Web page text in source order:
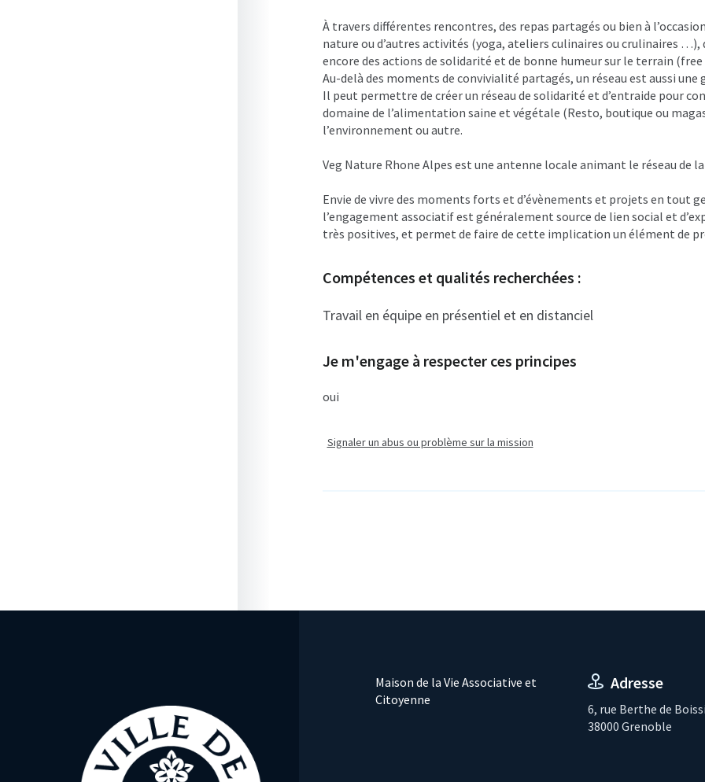
À travers différentes rencontres, des repas partagés ou bien à
nature ou d’autres activités (yoga, ateliers culinaires ou crulinaires …),
encore des actions de solidarité et de bonne humeur sur le terrain
Au-delà des moments de convivialité partagés, un réseau est aussi
Il peut permettre de créer un réseau de solidarité et d’entraide pour
domaine de l’alimentation saine et végétale (Resto, boutique ou
l’environnement ou autre.
Veg Nature Rhone Alpes est une antenne locale animant le réseau de
Envie de vivre des moments forts et d’évènements et projets en tout
l’engagement associatif est généralement source de lien social et
très positives, et permet de faire de cette implication un élément de
Compétences et qualités recherchées :
Travail en équipe en présentiel et en distanciel
Je m'engage à respecter ces principes
oui
Signaler un abus ou problème sur la mission
Maison de la Vie Associative et
Citoyenne
Adresse
6, rue Berthe de
38000 Grenoble